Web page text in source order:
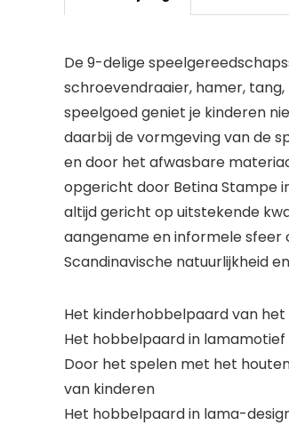
De 9-delige
schroevendraaier, hamer,
speelgoed geniet je kinderen
daarbij de vormgeving van de
en door het afwasbare
opgericht door Betina Stampe
altijd gericht op uitstekende
aangename en informele sfeer
Scandinavische natuurlijkheid
Het kinderhobbelpaard van
Het hobbelpaard in
Door het spelen met het
van kinderen
Het hobbelpaard in lama-